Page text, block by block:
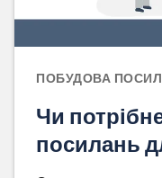
ПОБУДОВА
Чи
посилань